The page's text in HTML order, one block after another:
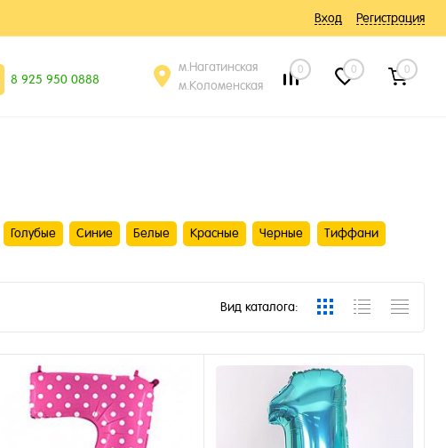
Вход Регистрация
8 925 950 0888
м.Нагатинская
м.Коломенская
0 0 0
Голубые Синие Белые Красные Черные Тиффани
Вид каталога: